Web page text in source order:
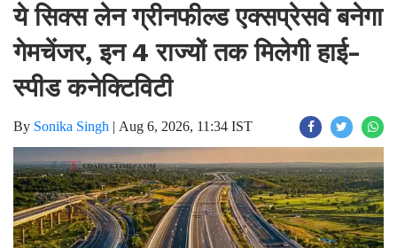
ये सिक्स लेन ग्रीनफील्ड एक्सप्रेसवे बनेगा
गेमचेंजर, इन 4 राज्यों तक मिलेगी हाई-
स्पीड कनेक्टिविटी
By Sonika Singh | Aug 6, 2026, 11:34 IST